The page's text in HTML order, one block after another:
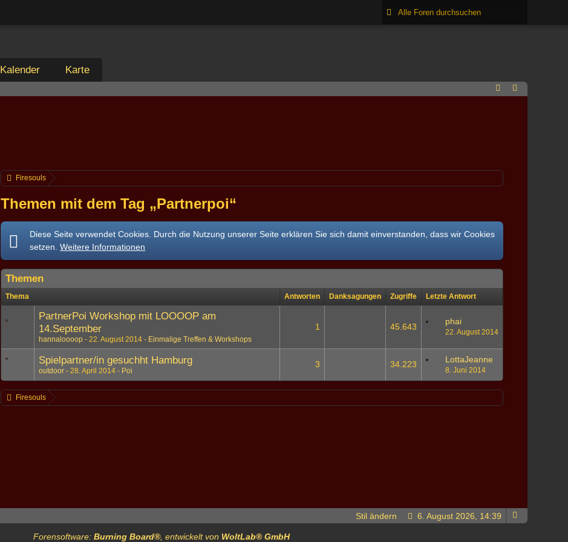
Kalender Karte
Firesouls
Themen mit dem Tag „Partnerpoi“
Diese Seite verwendet Cookies. Durch die Nutzung unserer Seite erklären Sie sich damit einverstanden, dass wir Cookies
setzen.Weitere Informationen
Themen
Thema Antworten Danksagungen Zugriffe Letzte Antwort
PartnerPoi Workshop mit LOOOOP am
14.September
hannaloooop 22. August 2014 Einmalige Treffen & Workshops
1 45.643
phai
22. August 2014
Spielpartner/in gesuchht Hamburg
outdoor 28. April 2014 Poi
3 34.223 LottaJeanne
8. Juni 2014
Firesouls
6. August 2026, 14:39
Stil ändern
Forensoftware: Burning Board®, entwickelt von WoltLab® GmbH